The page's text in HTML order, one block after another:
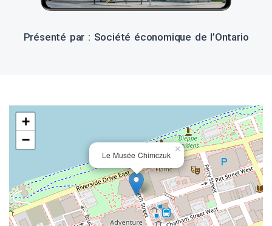
Présenté par : Société économique de l’Ontario
Le Musée Chimczuk
×
+
−